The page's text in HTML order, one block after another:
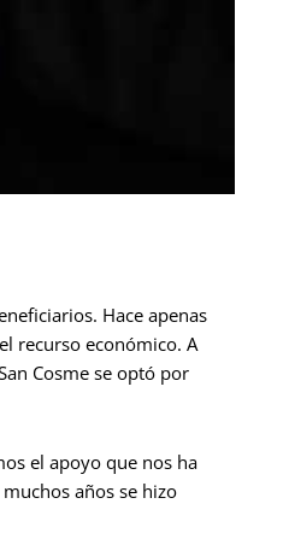
Hace apenas
recurso económico. A
Cosme se optó por
el apoyo que nos ha
años se hizo